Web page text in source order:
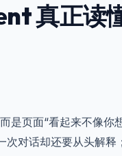
真正读
是页面“看起来不像
对话却还要从头解